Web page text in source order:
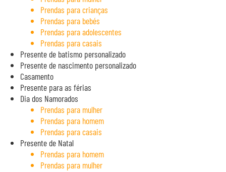
Prendas para crianças
Prendas para bebés
Prendas para adolescentes
Prendas para casais
Presente de batismo personalizado
Presente de nascimento personalizado
Casamento
Presente para as férias
Dia dos Namorados
Prendas para mulher
Prendas para homem
Prendas para casais
Presente de Natal
Prendas para homem
Prendas para mulher